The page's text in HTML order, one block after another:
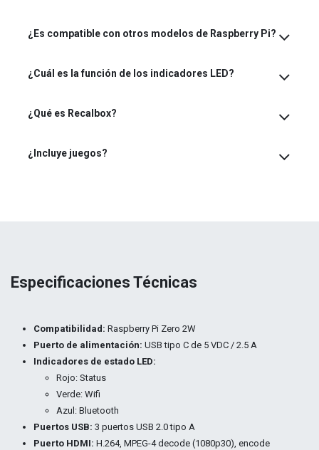
¿Es compatible con otros modelos de Raspberry Pi?
¿Cuál es la función de los indicadores LED?
¿Qué es Recalbox?
¿Incluye juegos?
Especificaciones Técnicas
Compatibilidad: Raspberry Pi Zero 2W
Puerto de alimentación: USB tipo C de 5 VDC / 2.5 A
Indicadores de estado LED:
Rojo: Status
Verde: Wifi
Azul: Bluetooth
Puertos USB: 3 puertos USB 2.0 tipo A
Puerto HDMI: H.264, MPEG-4 decode (1080p30), encode